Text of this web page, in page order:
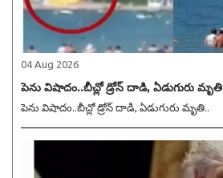
04 Aug 2026
పెను విషాదం..బీచ్లో డ్రోన్ దాడి, ఏడుగురు మృతి
పెను విషాదం..బీచ్లో డ్రోన్ దాడి, ఏడుగురు మృతి..